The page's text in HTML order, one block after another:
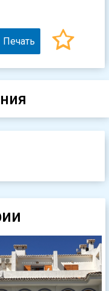
Печать